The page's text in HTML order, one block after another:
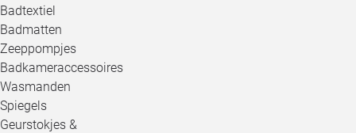
Badtextiel
Badmatten
Zeeppompjes
Badkameraccessoires
Wasmanden
Spiegels
Geurstokjes &